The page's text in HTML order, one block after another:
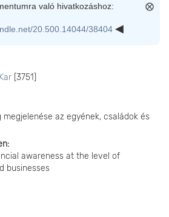
való hivatkozáshoz:
20.500.14044/38404
[3751]
az egyének, családok és
awareness at the level of
businesses